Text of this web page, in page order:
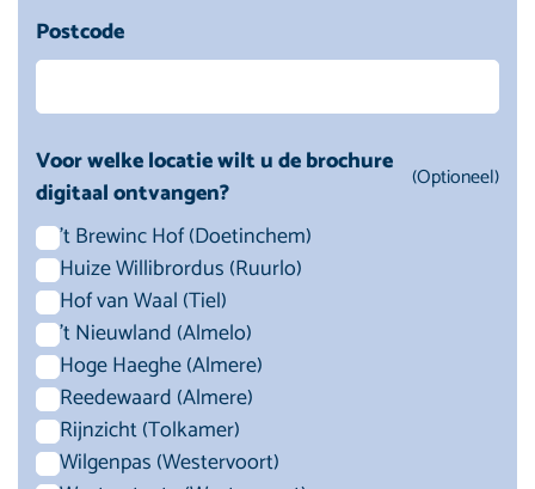
Postcode
Voor welke locatie wilt u de brochure
digitaal ontvangen?
(Optioneel)
't Brewinc Hof (Doetinchem)
Huize Willibrordus (Ruurlo)
Hof van Waal (Tiel)
't Nieuwland (Almelo)
Hoge Haeghe (Almere)
Reedewaard (Almere)
Rijnzicht (Tolkamer)
Wilgenpas (Westervoort)